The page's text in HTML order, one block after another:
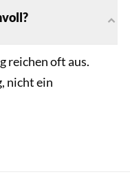
reichen oft aus.
nicht ein